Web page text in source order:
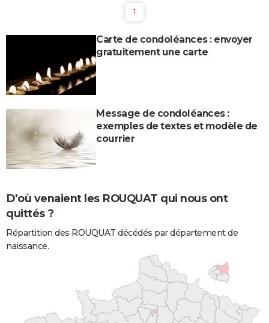
1
Carte de condoléances : envoyer
gratuitement une carte
Message de condoléances :
exemples de textes et modèle de
courrier
D'où venaient les ROUQUAT qui nous ont
quittés ?
Répartition des ROUQUAT décédés par département de
naissance.